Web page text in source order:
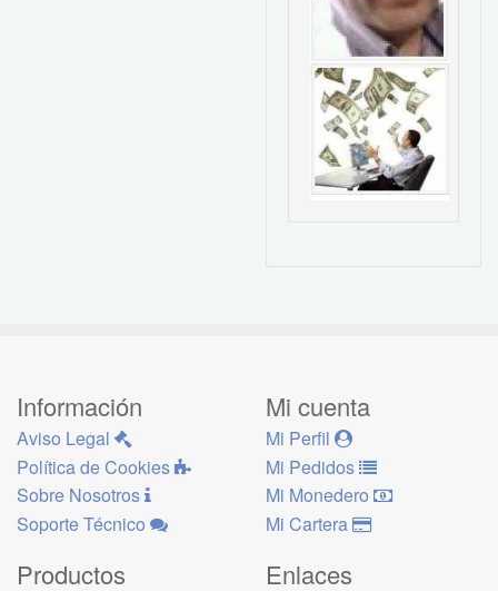
Información
Aviso Legal
Política de Cookies
Sobre Nosotros
Soporte Técnico
Mi cuenta
Mi Perfil
Mi Pedidos
Mi Monedero
Mi Cartera
Productos Enlaces